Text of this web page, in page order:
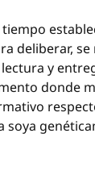
deliberar, se
y
donde
soya